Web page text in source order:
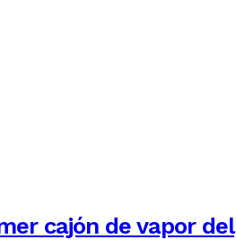
cajón de vapor del